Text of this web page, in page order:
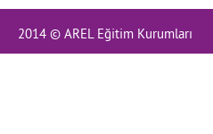
2014 © AREL Eğitim Kurumları